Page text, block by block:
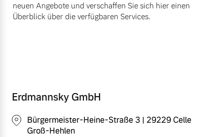
neuen Angebote und verschaffen Sie sich hier einen
Überblick über die verfügbaren Services.
Erdmannsky GmbH
Bürgermeister-Heine-Straße 3 | 29229 Celle
Groß-Hehlen